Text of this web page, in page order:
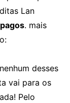
Lan
. mais
desses
vai para os
Pelo